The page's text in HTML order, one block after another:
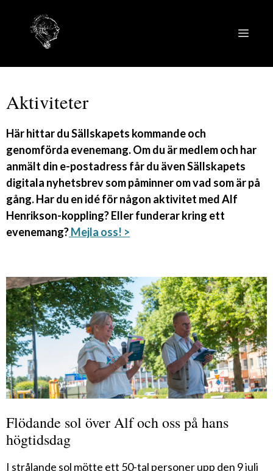
innehåll
Aktiviteter
Här hittar du Sällskapets kommande och
genomförda evenemang. Om du är medlem och har
anmält din e-postadress får du även Sällskapets
digitala nyhetsbrev som påminner om vad som är på
gång. Har du en idé för någon aktivitet med Alf
Henrikson-koppling? Eller funderar kring ett
evenemang?Mejla oss! >
Flödande sol över Alf och oss på hans
högtidsdag
I strålande sol mötte ett 50-tal personer upp den 9 juli